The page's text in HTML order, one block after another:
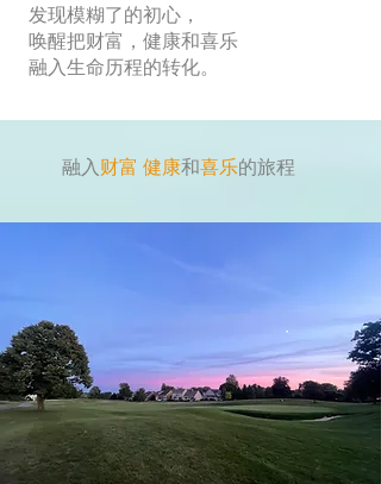
发现模糊了的初心 ，
唤醒把财富，健康和喜乐
融入生命历程的转化。
融入 财富 健康和喜乐的旅程